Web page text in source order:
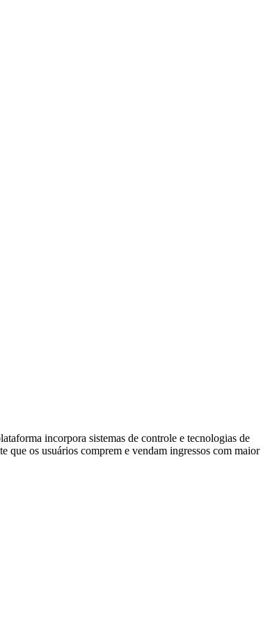
incorpora sistemas de controle e tecnologias de
que os usuários comprem e vendam ingressos com maior